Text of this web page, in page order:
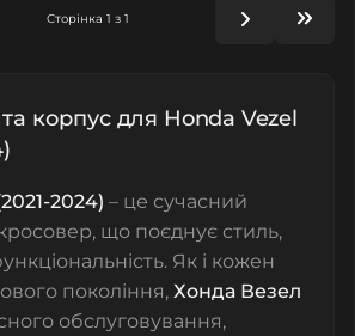
Сторінка 1 з 1
корпус для Honda Vezel
2024) – це сучасний
що поєднує стиль,
Як і кожен
покоління, Хонда Везел
обслуговування,